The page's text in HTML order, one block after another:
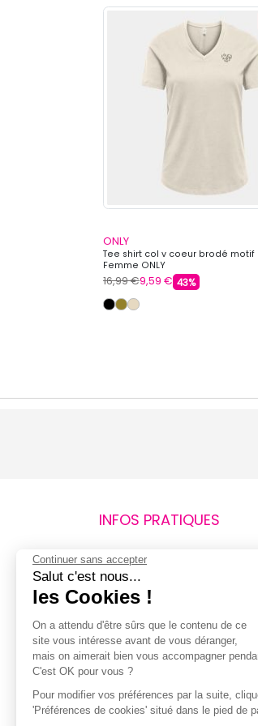
ONLY
Tee shirt col v coeur brodé
Femme ONLY
16,99 €9,59 € 43%
INFOS PRATIQUES
Retours et remboursements
Suivi de commande
Livraisons
Guide des tailles
Politique de confidentialité
Conditions générales
de la Carte de Fidélité
Continuer sans accepter
Salut c'est nous...
les Cookies !
On a attendu d'être sûrs que le contenu de ce
site vous intéresse avant de vous déranger,
mais on aimerait bien vous accompagner
C'est OK pour vous ?
Pour modifier vos préférences par la suite,
'Préférences de cookies' situé dans le pied de